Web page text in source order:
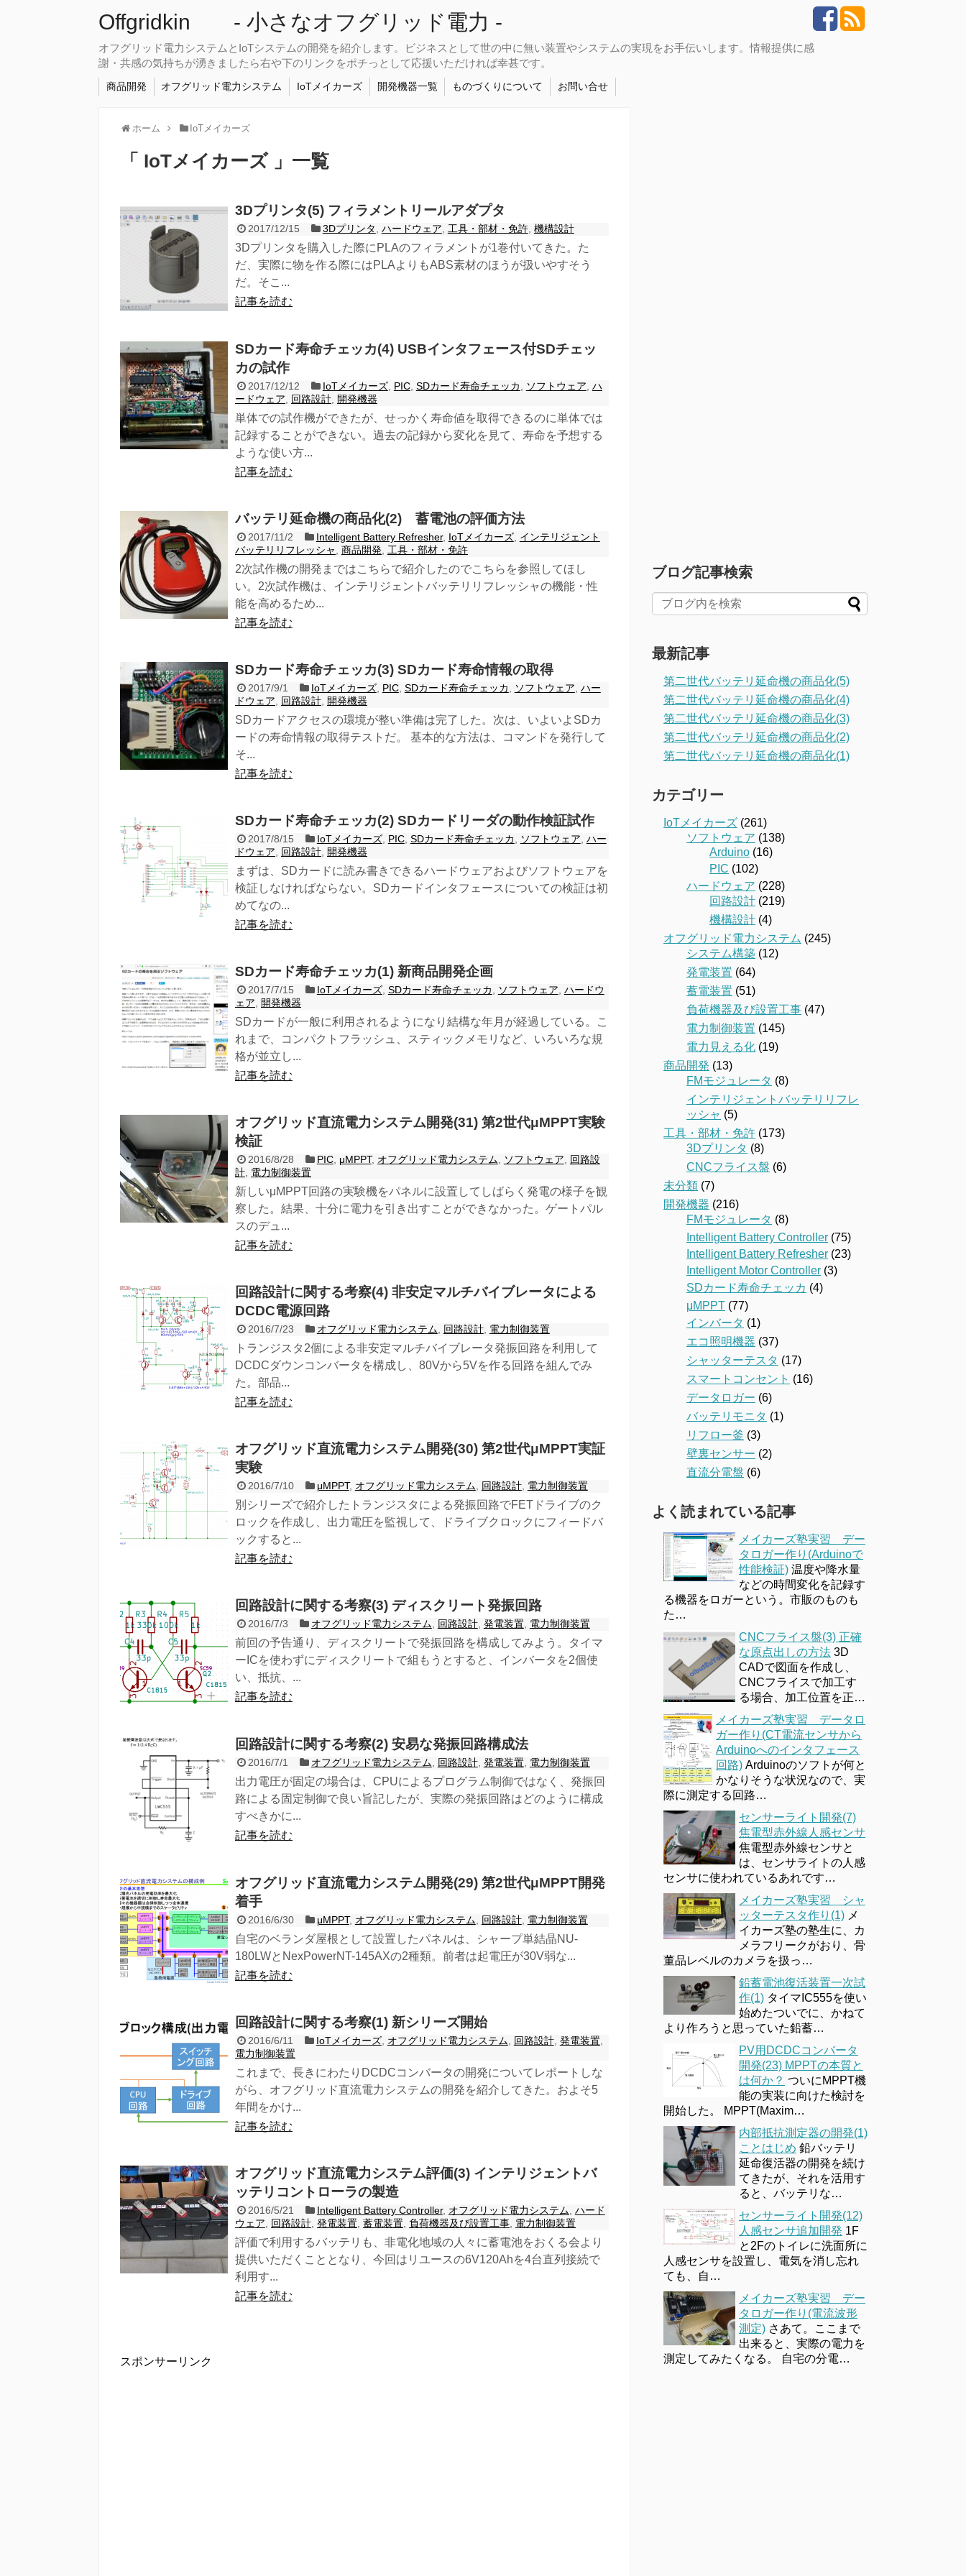
Offgridkin - 小さなオフグリッド電力 -
オフグリッド電力システムとIoTシステムの開発を紹介します。ビジネスとして世の中に無い装置やシステムの実現をお手伝いします。情報提供に感
謝・共感の気持ちが湧きましたら右や下のリンクをポチっとして応援いただければ幸甚です。
商品開発 オフグリッド電力システム IoTメイカーズ 開発機器一覧 ものづくりについて お問い合せ
ホーム IoTメイカーズ
「 IoTメイカーズ 」一覧
3Dプリンタ(5) フィラメントリールアダプタ
2017/12/15 3Dプリンタ ハードウェア 工具・部材・免許, 機構設計
3Dプリンタを購入した際にPLAのフィラメントが1巻付いてきた。た
だ、実際に物を作る際にはPLAよりもABS素材のほうが扱いやすそう
だ。そこ...
記事を読む
SDカード寿命チェッカ(4) USBインタフェース付SDチェッ
カの試作
2017/12/12 IoTメイカーズ, PIC, SDカード寿命チェッカ ソフトウェア ハ
ードウェア
回路設計 開発機器
単体での試作機ができたが、せっかく寿命値を取得できるのに単体では
記録することができない。過去の記録から変化を見て、寿命を予想する
ような使い方...
記事を読む
バッテリ延命機の商品化(2) 蓄電池の評価方法
2017/11/2 Intelligent Battery Refresher, IoTメイカーズ, インテリジェント
バッテリリフレッシャ
商品開発 工具・部材・免許
2次試作機の開発まではこちらで紹介したのでこちらを参照してほし
い。2次試作機は、インテリジェントバッテリリフレッシャの機能・性
能を高めるため...
記事を読む
SDカード寿命チェッカ(3) SDカード寿命情報の取得
2017/9/1 IoTメイカーズ, PIC, SDカード寿命チェッカ ソフトウェア ハー
ドウェア
回路設計 開発機器
SDカードアクセスの環境が整い準備は完了した。次は、いよいよSDカ
ードの寿命情報の取得テストだ。 基本的な方法は、コマンドを発行して
そ...
記事を読む
SDカード寿命チェッカ(2) SDカードリーダの動作検証試作
2017/8/15 IoTメイカーズ, PIC, SDカード寿命チェッカ ソフトウェア ハー
ドウェア
回路設計 開発機器
まずは、SDカードに読み書きできるハードウェアおよびソフトウェアを
検証しなければならない。SDカードインタフェースについての検証は初
めてなの...
記事を読む
SDカード寿命チェッカ(1) 新商品開発企画
2017/7/15 IoTメイカーズ, SDカード寿命チェッカ ソフトウェア ハードウ
ェア
開発機器
SDカードが一般に利用されるようになり結構な年月が経過している。こ
れまで、コンパクトフラッシュ、スティックメモリなど、いろいろな規
格が並立し...
記事を読む
オフグリッド直流電力システム開発(31) 第2世代μMPPT実験
検証
2016/8/28 PIC, μMPPT, オフグリッド電力システム ソフトウェア
回路設
計 電力制御装置
新しいμMPPT回路の実験機をパネルに設置してしばらく発電の様子を観
察した。結果、十分に電力を引き出すことができなかった。ゲートパル
スのデュ...
記事を読む
回路設計に関する考察(4) 非安定マルチバイブレータによる
DCDC電源回路
2016/7/23 オフグリッド電力システム 回路設計, 電力制御装置
トランジスタ2個による非安定マルチバイブレータ発振回路を利用して
DCDCダウンコンバータを構成し、80Vから5Vを作る回路を組んでみ
た。部品...
記事を読む
オフグリッド直流電力システム開発(30) 第2世代μMPPT実証
実験
2016/7/10 μMPPT, オフグリッド電力システム 回路設計, 電力制御装置
別シリーズで紹介したトランジスタによる発振回路でFETドライブのク
ロックを作成し、出力電圧を監視して、ドライブクロックにフィードバ
ックすると...
記事を読む
回路設計に関する考察(3) ディスクリート発振回路
2016/7/3 オフグリッド電力システム 回路設計, 発電装置, 電力制御装置
前回の予告通り、ディスクリートで発振回路を構成してみよう。タイマ
ーICを使わずにディスクリートで組もうとすると、インバータを2個使
い、抵抗、...
記事を読む
回路設計に関する考察(2) 安易な発振回路構成法
2016/7/1 オフグリッド電力システム 回路設計, 発電装置, 電力制御装置
出力電圧が固定の場合は、CPUによるプログラム制御ではなく、発振回
路による固定制御で良い旨記したが、実際の発振回路はどのように構成
すべきかに...
記事を読む
オフグリッド直流電力システム開発(29) 第2世代μMPPT開発
着手
2016/6/30 μMPPT, オフグリッド電力システム 回路設計, 電力制御装置
自宅のベランダ屋根として設置したパネルは、シャープ単結晶NU-
180LWとNexPowerNT-145AXの2種類。前者は起電圧が30V弱な...
記事を読む
回路設計に関する考察(1) 新シリーズ開始
2016/6/11 IoTメイカーズ, オフグリッド電力システム 回路設計, 発電装置,
電力制御装置
これまで、長きにわたりDCDCコンバータの開発についてレポートしな
がら、オフグリッド直流電力システムの開発を紹介してきた。およそ5
年間をかけ...
記事を読む
オフグリッド直流電力システム評価(3) インテリジェントバ
ッテリコントローラの製造
2016/5/21 Intelligent Battery Controller, オフグリッド電力システム ハード
ウェア
回路設計 発電装置 蓄電装置 負荷機器及び設置工事 電力制御装置
評価で利用するバッテリも、非電化地域の人々に蓄電池をおくる会より
提供いただくこととなり、今回はリユースの6V120Ahを4台直列接続で
利用す...
記事を読む
スポンサーリンク
ブログ記事検索
最新記事
第二世代バッテリ延命機の商品化(5)
第二世代バッテリ延命機の商品化(4)
第二世代バッテリ延命機の商品化(3)
第二世代バッテリ延命機の商品化(2)
第二世代バッテリ延命機の商品化(1)
カテゴリー
IoTメイカーズ (261)
ソフトウェア (138)
Arduino (16)
PIC (102)
ハードウェア (228)
回路設計 (219)
機構設計 (4)
オフグリッド電力システム (245)
システム構築 (12)
発電装置 (64)
蓄電装置 (51)
負荷機器及び設置工事 (47)
電力制御装置 (145)
電力見える化 (19)
商品開発 (13)
FMモジュレータ (8)
インテリジェントバッテリリフレ
ッシャ (5)
工具・部材・免許 (173)
3Dプリンタ (8)
CNCフライス盤 (6)
未分類 (7)
開発機器 (216)
FMモジュレータ (8)
Intelligent Battery Controller (75)
Intelligent Battery Refresher (23)
Intelligent Motor Controller (3)
SDカード寿命チェッカ (4)
μMPPT (77)
インバータ (1)
エコ照明機器 (37)
シャッターテスタ (17)
スマートコンセント (16)
データロガー (6)
バッテリモニタ (1)
リフロー釜 (3)
壁裏センサー (2)
直流分電盤 (6)
よく読まれている記事
メイカーズ塾実習 デー
タロガー作り(Arduinoで
性能検証) 温度や降水量
などの時間変化を記録す
る機器をロガーという。市販のものも
た…
CNCフライス盤(3) 正確
な原点出しの方法 3D
CADで図面を作成し、
CNCフライスで加工す
る場合、加工位置を正…
メイカーズ塾実習 データロ
ガー作り(CT電流センサから
Arduinoへのインタフェース
回路) Arduinoのソフトが何と
かなりそうな状況なので、実
際に測定する回路…
センサーライト開発(7)
焦電型赤外線人感センサ
焦電型赤外線センサと
は、センサライトの人感
センサに使われているあれです…
メイカーズ塾実習 シャ
ッターテスタ作り(1) メ
イカーズ塾の塾生に、カ
メラフリークがおり、骨
董品レベルのカメラを扱っ…
鉛蓄電池復活装置一次試
作(1) タイマIC555を使い
始めたついでに、かねて
より作ろうと思っていた鉛蓄…
PV用DCDCコンバータ
開発(23) MPPTの本質と
は何か？ ついにMPPT機
能の実装に向けた検討を
開始した。 MPPT(Maxim…
内部抵抗測定器の開発(1)
ことはじめ 鉛バッテリ
延命復活器の開発を続け
てきたが、それを活用す
ると、バッテリな…
センサーライト開発(12)
人感センサ追加開発 1F
と2Fのトイレに洗面所に
人感センサを設置し、電気を消し忘れ
ても、自…
メイカーズ塾実習 デー
タロガー作り(電流波形
測定) さあて。ここまで
出来ると、実際の電力を
測定してみたくなる。 自宅の分電…